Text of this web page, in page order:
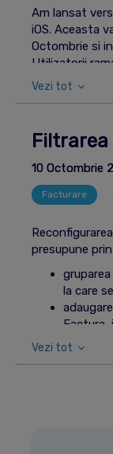
Am lansat
iOS. Aceasta
Octombrie si
Utilizatorii
foloseasca
Vezi tot
Filtrarea
10 Octombrie
Facturare
presupune
la care
Factura,
indexul
Vezi tot